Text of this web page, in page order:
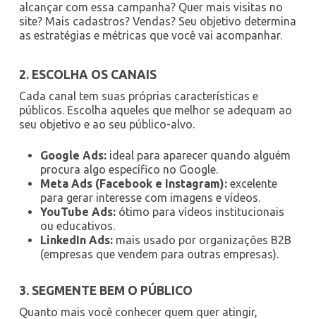
alcançar com essa campanha? Quer mais visitas no
site? Mais cadastros? Vendas? Seu objetivo determina
as estratégias e métricas que você vai acompanhar.
2. ESCOLHA OS CANAIS
Cada canal tem suas próprias características e
públicos. Escolha aqueles que melhor se adequam ao
seu objetivo e ao seu público-alvo.
Google Ads:ideal para aparecer quando alguém
procura algo específico no Google.
Meta Ads (Facebook e Instagram):excelente
para gerar interesse com imagens e vídeos.
YouTube Ads:ótimo para vídeos institucionais
ou educativos.
LinkedIn Ads:mais usado por organizações B2B
(empresas que vendem para outras empresas).
3. SEGMENTE BEM O PÚBLICO
Quanto mais você conhecer quem quer atingir,